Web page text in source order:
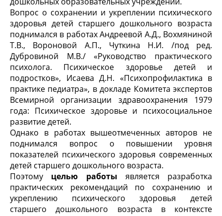
Вопрос о сохранении и укреплении психического
здоровья детей старшего дошкольного возраста
поднимался в работах Андреевой А.Д., Вохмяниной
Т.В., Вороновой А.П., Чуткина Н.И. /под ред.
Дубровиной М.В./ «Руководство практического
психолога. Психическое здоровье детей и
подростков», Исаева Д.Н. «Психопрофилактика в
практике педиатра», в докладе Комитета экспертов
Всемирной организации здравоохранения 1979
года: Психическое здоровье и психосоциальное
развитие детей.
Однако в работах вышеотмеченных авторов не
поднимался вопрос о повышении уровня
показателей психического здоровья современных
детей старшего дошкольного возраста.
Поэтому целью работы является разработка
практических рекомендаций по сохранению и
укреплению психического здоровья детей
старшего дошкольного возраста в контексте